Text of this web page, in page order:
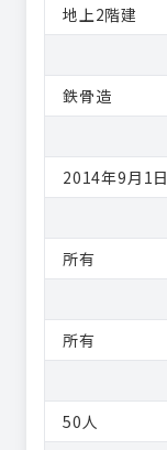
地上2階建
鉄骨造
2014年9月1日
所有
所有
50人